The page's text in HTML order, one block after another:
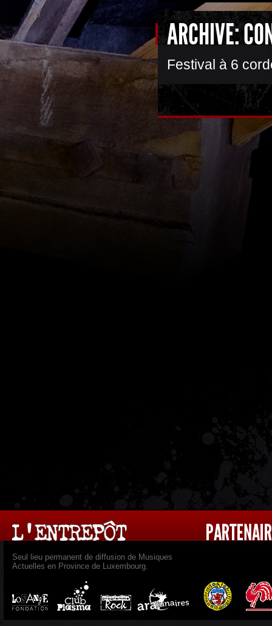
ARCHIVE:
Festival à 6
Seul lieu permanent de diffusion de Musiques
Actuelles en Province de Luxembourg.